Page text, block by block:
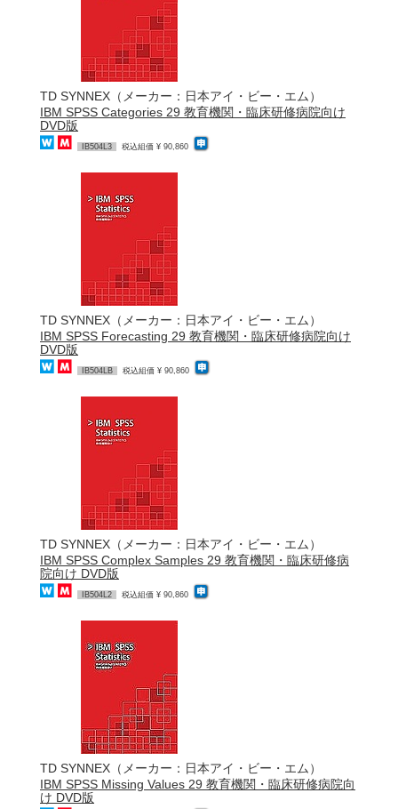
TD SYNNEX（メーカー：日本アイ・ビー・エム）
IBM SPSS Categories 29 教育機関・臨床研修病院向け
DVD版
IB504L3 税込組価 ¥ 90,860
TD SYNNEX（メーカー：日本アイ・ビー・エム）
IBM SPSS Forecasting 29 教育機関・臨床研修病院向け
DVD版
IB504LB 税込組価 ¥ 90,860
TD SYNNEX（メーカー：日本アイ・ビー・エム）
IBM SPSS Complex Samples 29 教育機関・臨床研修病
院向け DVD版
IB504L2 税込組価 ¥ 90,860
TD SYNNEX（メーカー：日本アイ・ビー・エム）
IBM SPSS Missing Values 29 教育機関・臨床研修病院向
け DVD版